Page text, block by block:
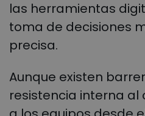
las herramientas
toma de decisiones
precisa.
Aunque existen
resistencia interna al